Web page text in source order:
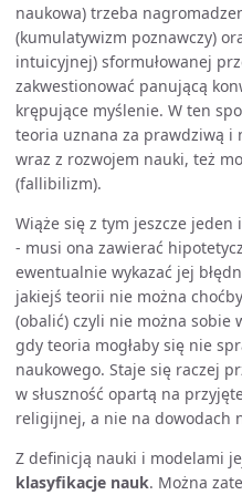
naukowa) trzeba
(kumulatywizm poznawczy)
intuicyjnej) sformułowanej
zakwestionować panującą
krępujące myślenie. W ten
teoria uznana za prawdziwą i
wraz z rozwojem nauki, też
(fallibilizm).
Wiąże się z tym jeszcze
- musi ona zawierać
ewentualnie wykazać jej
jakiejś teorii nie można
(obalić) czyli nie można sobie
gdy teoria mogłaby się nie
naukowego. Staje się raczej
w słuszność opartą na
religijnej, a nie na dowodach
Z definicją nauki i modelami
klasyfikacje nauk. Można